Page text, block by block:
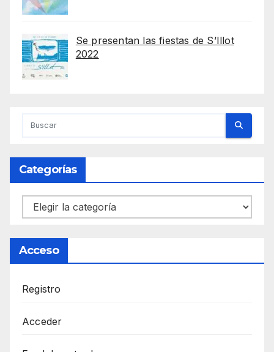
Se presentan las fiestas de S’Illot
2022
Categorías
Categorías
Acceso
Registro
Acceder